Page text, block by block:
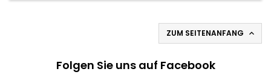
ZUM SEITENANFANG 
Folgen Sie uns auf Facebook